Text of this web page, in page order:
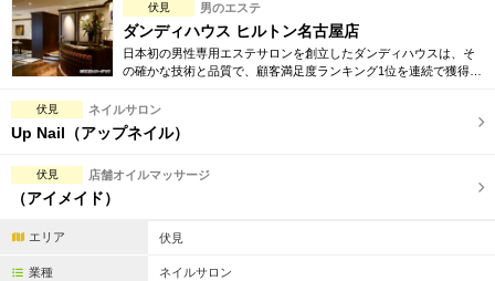
専用駐車場あり
日本人スタッフのみ 女性スタッフのみ
スタッフ指名可
駅から徒歩5分以内
伏見 男のエステ
ダンディハウス ヒルトン名古屋店
日本初の男性専用エステサロンを創立したダンディハウスは、そ
の確かな技術と品質で、顧客満足度ランキング1位を連続で獲得。
多数ご用意しております。
伏見 ネイルサロン
Up Nail（アップネイル）
伏見 店舗オイルマッサージ
（アイメイド）
エリア 伏見
業種 ネイルサロン